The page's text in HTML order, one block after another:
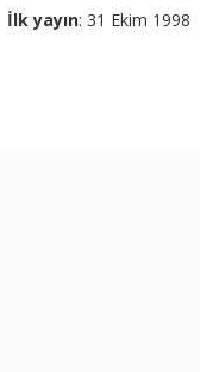
İlk yayın: 31 Ekim 1998